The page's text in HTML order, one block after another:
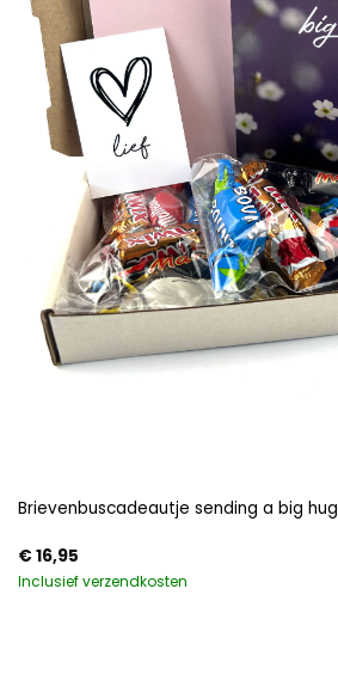
Brievenbuscadeautje sending a big hug
€16,95
Inclusief verzendkosten